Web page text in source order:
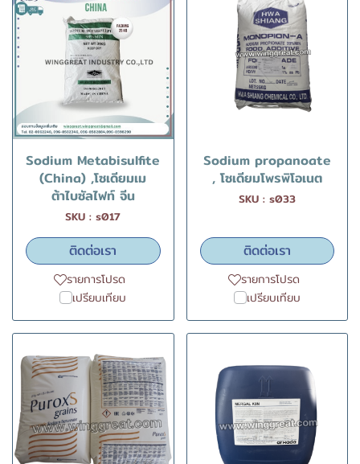
Sodium Metabisulfite
(China) ,โซเดียมเม
ต้าไบซัลไฟท์ จีน
SKU : s017
ติดต่อเรา
รายการโปรด
เปรียบเทียบ
Sodium propanoate
, โซเดียมโพรพิโอเนต
SKU : s033
ติดต่อเรา
รายการโปรด
เปรียบเทียบ